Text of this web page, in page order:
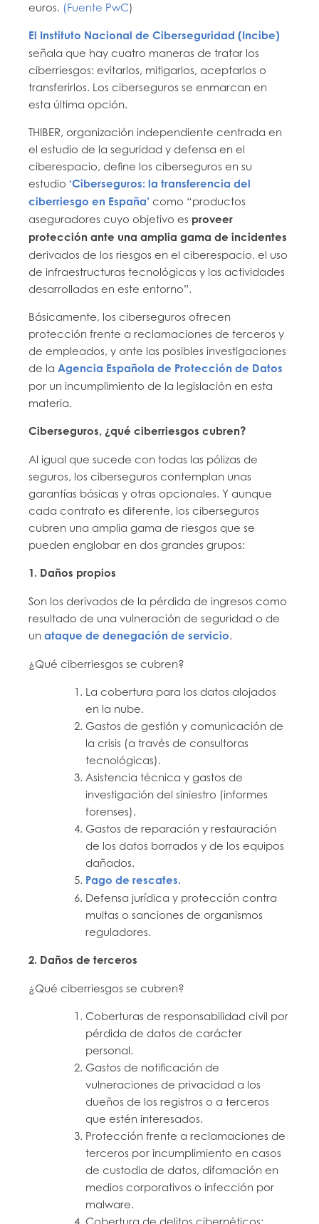
euros. (Fuente PwC)
El Instituto Nacional de Ciberseguridad (Incibe)
señala que hay cuatro maneras de tratar los
ciberriesgos: evitarlos, mitigarlos, aceptarlos o
transferirlos. Los ciberseguros se enmarcan en
esta última opción.
THIBER, organización independiente centrada en
el estudio de la seguridad y defensa en el
ciberespacio, define los ciberseguros en su
estudio ‘Ciberseguros: la transferencia del
ciberriesgo en España’ como “productos
aseguradores cuyo objetivo es proveer
protección ante una amplia gama de incidentes
derivados de los riesgos en el ciberespacio, el uso
de infraestructuras tecnológicas y las actividades
desarrolladas en este entorno”.
Básicamente, los ciberseguros ofrecen
protección frente a reclamaciones de terceros y
de empleados, y ante las posibles investigaciones
de la Agencia Española de Protección de Datos
por un incumplimiento de la legislación en esta
materia.
Ciberseguros, ¿qué ciberriesgos cubren?
Al igual que sucede con todas las pólizas de
seguros, los ciberseguros contemplan unas
garantías básicas y otras opcionales. Y aunque
cada contrato es diferente, los ciberseguros
cubren una amplia gama de riesgos que se
pueden englobar en dos grandes grupos:
1. Daños propios
Son los derivados de la pérdida de ingresos como
resultado de una vulneración de seguridad o de
unataque de denegación de servicio.
¿Qué ciberriesgos se cubren?
La cobertura para los datos alojados
en la nube.
Gastos de gestión y comunicación de
la crisis (a través de consultoras
tecnológicas).
Asistencia técnica y gastos de
investigación del siniestro (informes
forenses).
Gastos de reparación y restauración
de los datos borrados y de los equipos
dañados.
Pago de rescates.
Defensa jurídica y protección contra
multas o sanciones de organismos
reguladores.
2. Daños de terceros
¿Qué ciberriesgos se cubren?
Coberturas de responsabilidad civil por
pérdida de datos de carácter
personal.
Gastos de notificación de
vulneraciones de privacidad a los
dueños de los registros o a terceros
que estén interesados.
Protección frente a reclamaciones de
terceros por incumplimiento en casos
de custodia de datos, difamación en
medios corporativos o infección por
malware.
Cobertura de delitos cibernéticos: